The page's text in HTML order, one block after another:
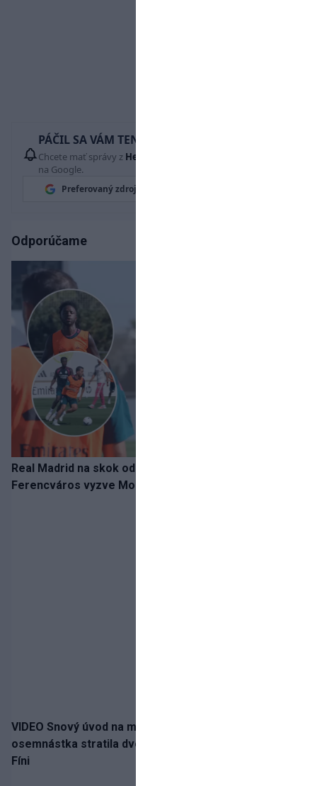
PÁČIL SA VÁM TENTO ČLÁNOK?
Chcete mať správy z Hetrik.sk
na Google.
Preferovaný zdroj
Odporúčame
Real Madrid na skok od Slovenska: Borbélyho
Ferencváros vyzve Mourinhove hviezdy
VIDEO Snový úvod na medailu nestačil: Slovenská
osemnástka stratila dvojgólový náskok a bronz berú
Fíni